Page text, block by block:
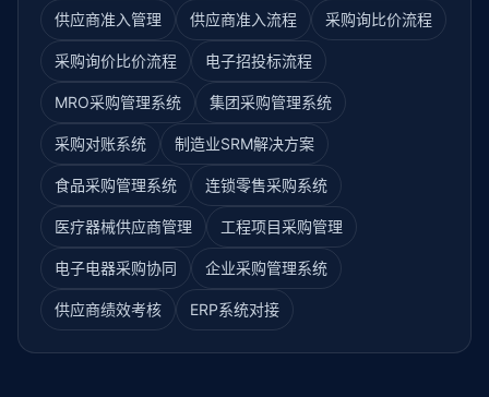
供应商准入管理 供应商准入流程 采购询比价流程
采购询价比价流程 电子招投标流程
MRO采购管理系统 集团采购管理系统
采购对账系统 制造业SRM解决方案
食品采购管理系统 连锁零售采购系统
医疗器械供应商管理 工程项目采购管理
电子电器采购协同 企业采购管理系统
供应商绩效考核 ERP系统对接